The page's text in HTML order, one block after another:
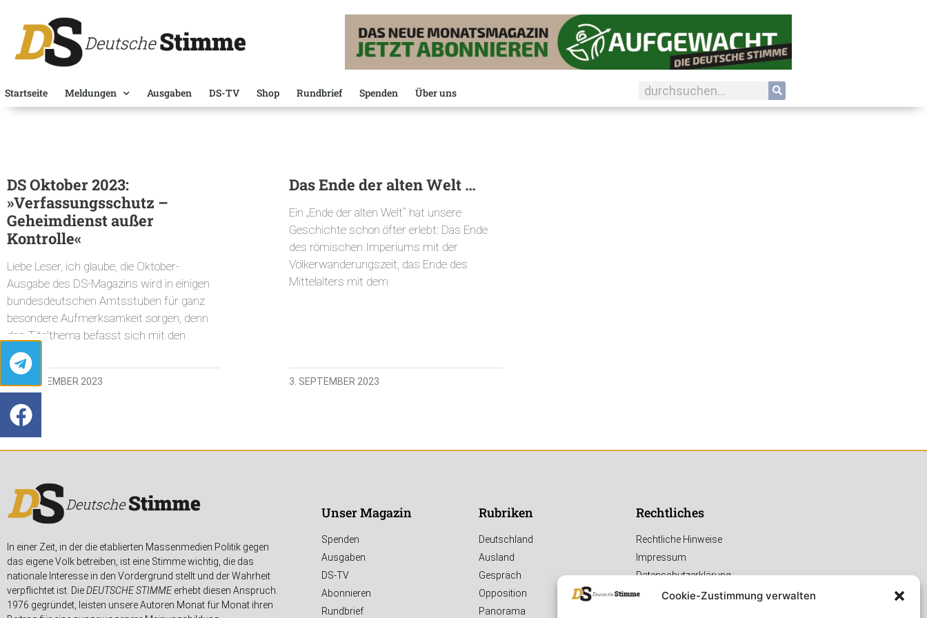
Cookie-Zustimmung verwalten
Startseite Meldungen Ausgaben DS-TV Shop Rundbrief Spenden Über uns
DS Oktober 2023:
»Verfassungsschutz –
Geheimdienst außer
Kontrolle«
Liebe Leser, ich glaube, die Oktober-
Ausgabe des DS-Magazins wird in einigen
bundesdeutschen Amtsstuben für ganz
besondere Aufmerksamkeit sorgen, denn
das Titelthema befasst sich mit den
27. SEPTEMBER 2023
Das Ende der alten Welt …
Ein „Ende der alten Welt“ hat unsere
Geschichte schon öfter erlebt: Das Ende
des römischen Imperiums mit der
Völkerwanderungszeit, das Ende des
Mittelalters mit dem
3. SEPTEMBER 2023
In einer Zeit, in der die etablierten Massenmedien Politik gegen
das eigene Volk betreiben, ist eine Stimme wichtig, die das
nationale Interesse in den Vordergrund stellt und der Wahrheit
verpflichtet ist. DieDEUTSCHE STIMMEerhebt diesen Anspruch.
1976 gegründet, leisten unsere Autoren Monat für Monat ihren
Unser Magazin
Spenden
Ausgaben
DS-TV
Abonnieren
Rundbrief
Rubriken
Deutschland
Ausland
Gespräch
Opposition
Panorama
Rechtliches
Rechtliche Hinweise
Impressum
Datenschutzerklärung